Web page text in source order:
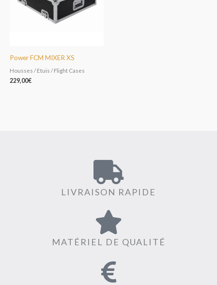
Power FCM MIXER XS
Housses / Etuis / Flight Cases
229,00€
LIVRAISON RAPIDE
MATÉRIEL DE QUALITÉ